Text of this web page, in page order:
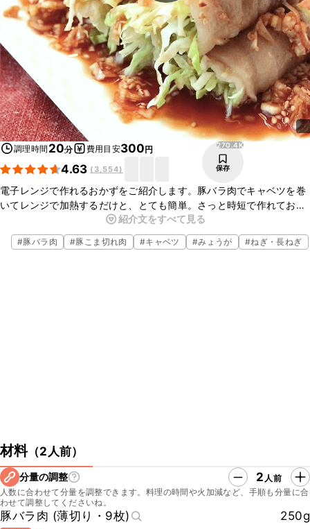
調理時間 20分 費用目安300円
4.63 ( 3,554)
270.4K
保存
電子レンジで作れるおかずをご紹介します。豚バラ肉でキャベツを巻
いてレンジで加熱するだけと、とても簡単。さっと時短で作れておい
しいので、献立に悩んだときにおすすめですよ。キャベツたっぷりで
ボリューム満点、節約メニューにも最適です。ぜひ作ってみてくださ
いね。
紹介文をすべて見る
#豚バラ肉 #豚こま切れ肉 #キャベツ #みょうが #ねぎ・長ねぎ
材料（2人前）
分量の調整 2 人前
人数に合わせて分量を調整できます。料理の時間や火加減など、手順も分量に合
わせて調整してくださいね。
豚バラ肉 (薄切り・9枚) 250g